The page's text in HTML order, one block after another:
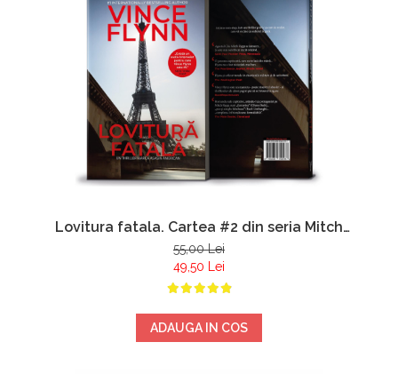
Lovitura fatala. Cartea #2 din seria Mitch
Rapp - Vince Flynn
55,00 Lei
49,50 Lei
ADAUGA IN COS